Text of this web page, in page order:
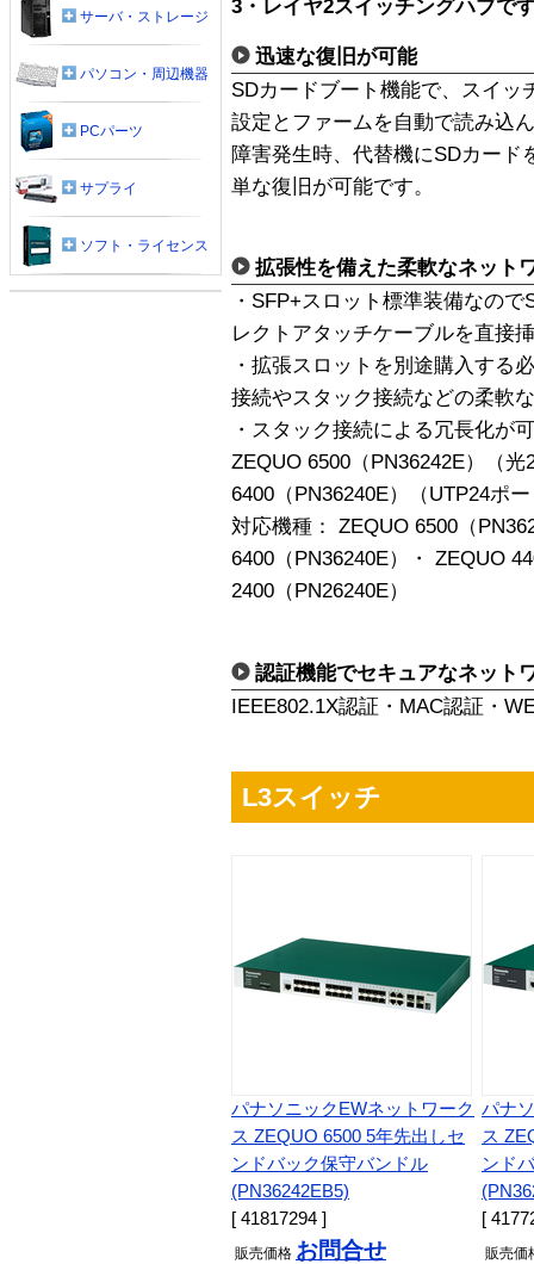
3・レイヤ2スイッチングハブで
迅速な復旧が可能
SDカードブート機能で、スイッ
設定とファームを自動で読み込
障害発生時、代替機にSDカード
単な復旧が可能です。
拡張性を備えた柔軟なネット
・SFP+スロット標準装備なの
レクトアタッチケーブルを直接
・拡張スロットを別途購入する
接続やスタック接続などの柔軟
・スタック接続による冗長化が
ZEQUO 6500（PN36242E）（
6400（PN36240E）（UTP24ポ
対応機種： ZEQUO 6500（
6400（PN36240E）・ ZEQUO
2400（PN26240E）
認証機能でセキュアなネット
IEEE802.1X認証・MAC認証・
L3スイッチ
パナソニックEWネットワーク
ス ZEQUO 6500 5年先出しセ
ンドバック保守バンドル
(PN36242EB5)
[ 41817294 ]
販売価格 お問合せ
パナ
ス
ンド
[
販売価
サーバ・ストレージ
パソコン・周辺機器
PCパーツ
サプライ
ソフト・ライセンス